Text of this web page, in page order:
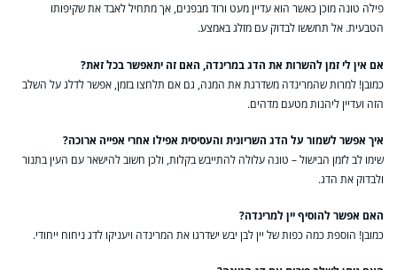
פילה טונה מוכן כאשר הוא עדיין מעט ורוד מבפנים, אך מתחיל לאבד את שקיפותו
הטבעית. אל תחששו לבדוק עם מזלג באמצע.
אם אין לי זמן להשרות את הדג במרינדה, האם זה יתאפשר בכל זאת?
כמובן! למרות שהמרינדה משדרגת את המנה, גם אם תלחצו בזמן, אפשר לדלג על השלב
הזה ועדיין ליהנות מטעם מדהים.
איך אפשר לשמור על הדג השריונית והעסיסית אפילו אחרי אפייה ארוכה?
שימו לב לזמן הבישול – טונה עלולה להתייבש בקלות, ולכן חשוב להישאר עם העין בתנור
ולבדוק את הדג.
האם אפשר להוסיף יין למרינדה?
כמובן! הוספת כמה כפות של יין לבן יבש ישדרגו את המרינדה ויעניקו לדג ניחוח ייחודי.